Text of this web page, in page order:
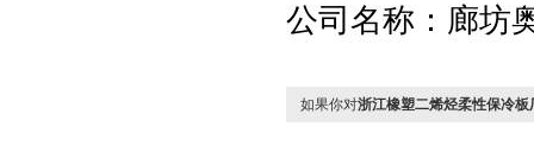
公司名称：廊坊
如果你对浙江橡塑二烯烃柔性保冷板